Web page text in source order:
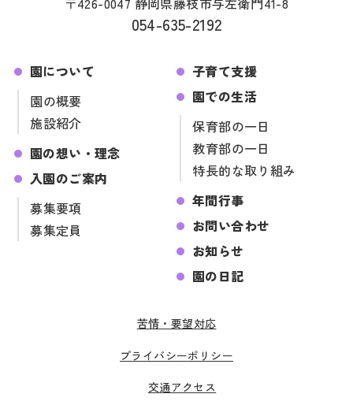
054-635-2192
園について
園の概要
施設紹介
園の想い・理念
入園のご案内
募集要項
募集定員
子育て支援
園での生活
保育部の一日
教育部の一日
特長的な取り組み
年間行事
お問い合わせ
お知らせ
園の日記
苦情・要望対応
プライバシーポリシー
交通アクセス